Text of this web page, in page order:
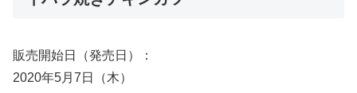
販売開始日（発売日）：
2020年5月7日（木）